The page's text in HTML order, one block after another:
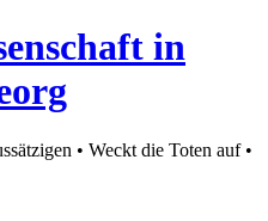
in
• Weckt die Toten auf •